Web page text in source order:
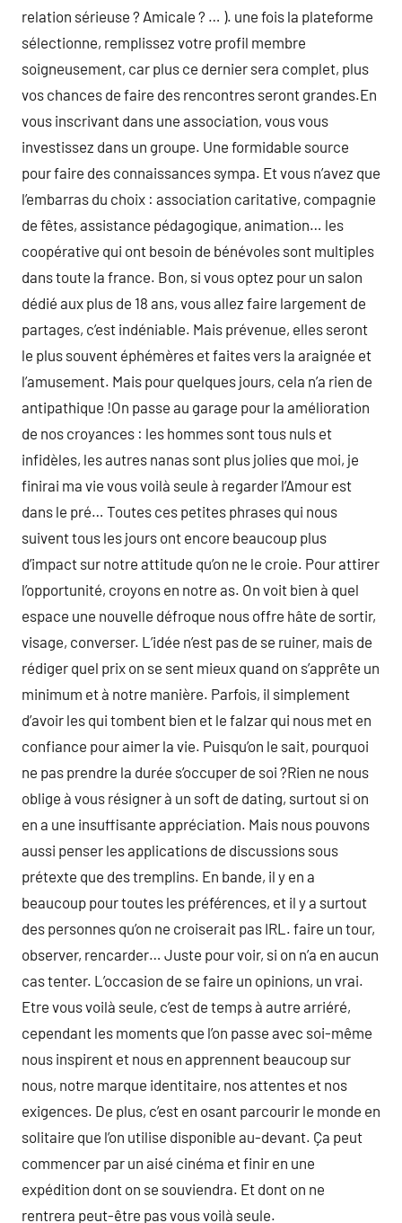
relation sérieuse ? Amicale ? … ). une fois la plateforme
sélectionne, remplissez votre profil membre
soigneusement, car plus ce dernier sera complet, plus
vos chances de faire des rencontres seront grandes.En
vous inscrivant dans une association, vous vous
investissez dans un groupe. Une formidable source
pour faire des connaissances sympa. Et vous n’avez que
l’embarras du choix : association caritative, compagnie
de fêtes, assistance pédagogique, animation… les
coopérative qui ont besoin de bénévoles sont multiples
dans toute la france. Bon, si vous optez pour un salon
dédié aux plus de 18 ans, vous allez faire largement de
partages, c’est indéniable. Mais prévenue, elles seront
le plus souvent éphémères et faites vers la araignée et
l’amusement. Mais pour quelques jours, cela n’a rien de
antipathique !On passe au garage pour la amélioration
de nos croyances : les hommes sont tous nuls et
infidèles, les autres nanas sont plus jolies que moi, je
finirai ma vie vous voilà seule à regarder l’Amour est
dans le pré… Toutes ces petites phrases qui nous
suivent tous les jours ont encore beaucoup plus
d’impact sur notre attitude qu’on ne le croie. Pour attirer
l’opportunité, croyons en notre as. On voit bien à quel
espace une nouvelle défroque nous offre hâte de sortir,
visage, converser. L’idée n’est pas de se ruiner, mais de
rédiger quel prix on se sent mieux quand on s’apprête un
minimum et à notre manière. Parfois, il simplement
d’avoir les qui tombent bien et le falzar qui nous met en
confiance pour aimer la vie. Puisqu’on le sait, pourquoi
ne pas prendre la durée s’occuper de soi ?Rien ne nous
oblige à vous résigner à un soft de dating, surtout si on
en a une insuffisante appréciation. Mais nous pouvons
aussi penser les applications de discussions sous
prétexte que des tremplins. En bande, il y en a
beaucoup pour toutes les préférences, et il y a surtout
des personnes qu’on ne croiserait pas IRL. faire un tour,
observer, rencarder… Juste pour voir, si on n’a en aucun
cas tenter. L’occasion de se faire un opinions, un vrai.
Etre vous voilà seule, c’est de temps à autre arriéré,
cependant les moments que l’on passe avec soi-même
nous inspirent et nous en apprennent beaucoup sur
nous, notre marque identitaire, nos attentes et nos
exigences. De plus, c’est en osant parcourir le monde en
solitaire que l’on utilise disponible au-devant. Ça peut
commencer par un aisé cinéma et finir en une
expédition dont on se souviendra. Et dont on ne
rentrera peut-être pas vous voilà seule.